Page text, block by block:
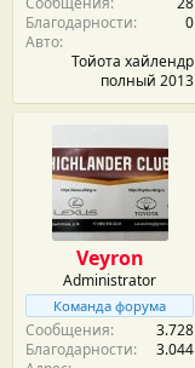
Благодарности
0
Авто
Тойота хайлендр
полный 2013
Veyron
Administrator
Команда форума
Сообщения
3.728
Благодарности
3.044